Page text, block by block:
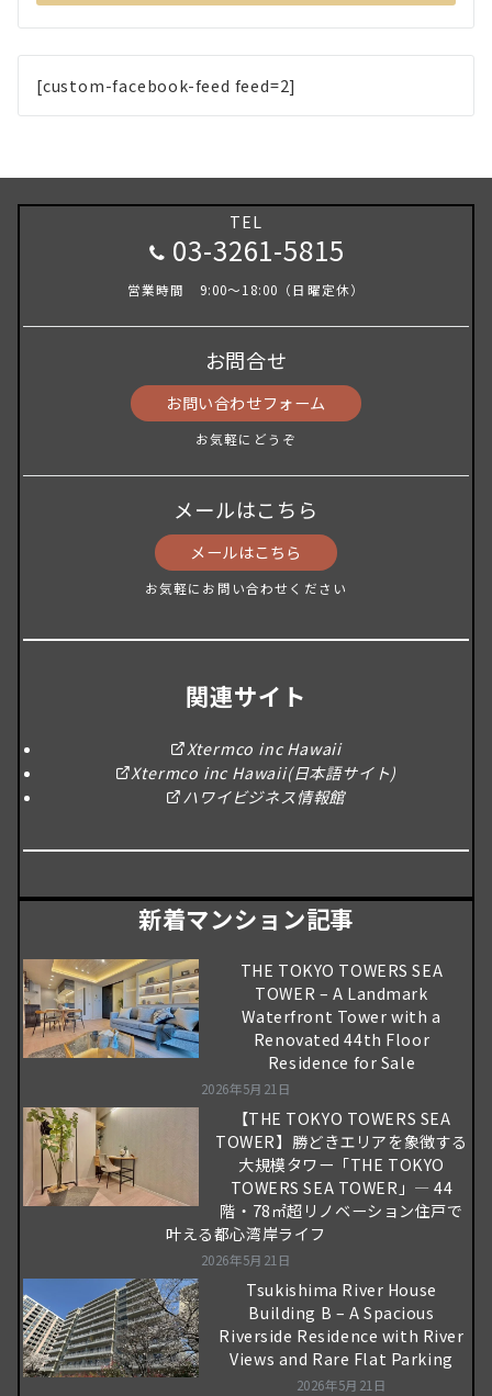
[custom-facebook-feed feed=2]
TEL
03-3261-5815
営業時間 9:00～18:00（日曜定休）
お問合せ
お問い合わせフォーム
お気軽にどうぞ
メールはこちら
メールはこちら
お気軽にお問い合わせください
関連サイト
Xtermco inc Hawaii
Xtermco inc Hawaii(日本語サイト)
ハワイビジネス情報館
新着マンション記事
THE TOKYO TOWERS SEA
TOWER – A Landmark
Waterfront Tower with a
Renovated 44th Floor
Residence for Sale
2026年5月21日
【THE TOKYO TOWERS SEA
TOWER】勝どきエリアを象徴する
大規模タワー「THE TOKYO
TOWERS SEA TOWER」― 44
階・78㎡超リノベーション住戸で
叶える都心湾岸ライフ
2026年5月21日
Tsukishima River House
Building B – A Spacious
Riverside Residence with River
Views and Rare Flat Parking
2026年5月21日